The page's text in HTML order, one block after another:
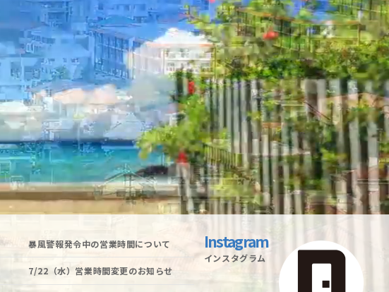
暴風警報発令中の営業時間について
7/22（水）営業時間変更のお知らせ
Instagram
インスタグラム